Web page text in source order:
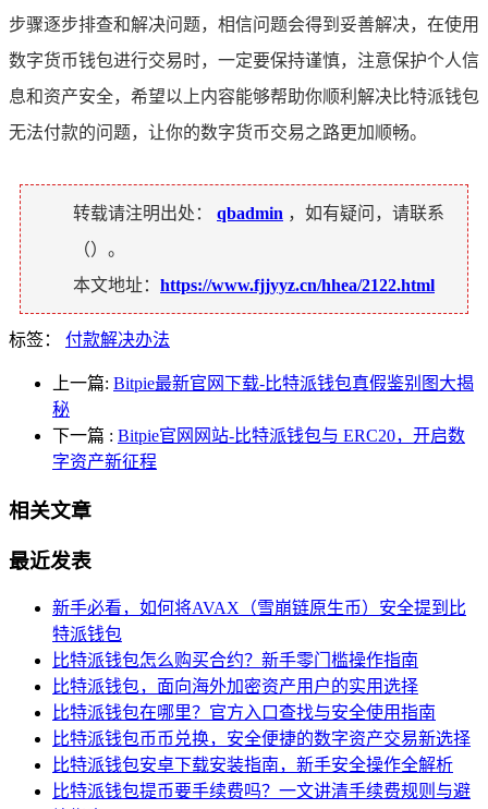
步骤逐步排查和解决问题，相信问题会得到妥善解决，在使用
数字货币钱包进行交易时，一定要保持谨慎，注意保护个人信
息和资产安全，希望以上内容能够帮助你顺利解决比特派钱包
无法付款的问题，让你的数字货币交易之路更加顺畅。
转载请注明出处： qbadmin ，如有疑问，请联系
（）。
本文地址： https://www.fjjyyz.cn/hhea/2122.html
标签： 付款解决办法
上一篇: Bitpie最新官网下载-比特派钱包真假鉴别图大揭
秘
下一篇 : Bitpie官网网站-比特派钱包与 ERC20，开启数
字资产新征程
相关文章
最近发表
新手必看，如何将AVAX（雪崩链原生币）安全提到比
特派钱包
比特派钱包怎么购买合约？新手零门槛操作指南
比特派钱包，面向海外加密资产用户的实用选择
比特派钱包在哪里？官方入口查找与安全使用指南
比特派钱包币币兑换，安全便捷的数字资产交易新选择
比特派钱包安卓下载安装指南，新手安全操作全解析
比特派钱包提币要手续费吗？一文讲清手续费规则与避